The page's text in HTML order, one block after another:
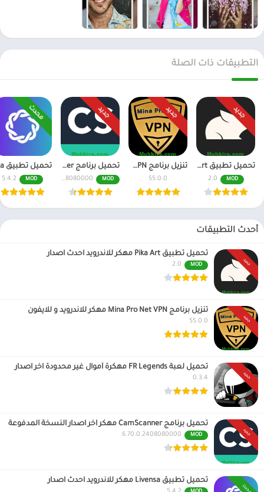
التطبيقات ذات الصلة
جديد
تحميل تطبيق Pika Art مهكر للاندرويد احدث اصدار
MOD
2.0
جديد
تنزيل برنامج Mina Pro Net VPN مهكر للاندرويد و للايفون
55.0.0
جديد
تحميل برنامج CamScanner مهكر اخر اصدار النسخة المدفوعة
MOD
6.70.0.2408080000
محدث
MOD
5.4.2
أحدث التطبيقات
جديد
تحميل تطبيق Pika Art مهكر للاندرويد احدث اصدار
MOD
2.0
جديد
تنزيل برنامج Mina Pro Net VPN مهكر للاندرويد و للايفون
55.0.0
جديد
تحميل لعبة FR Legends مهكرة أموال غير محدودة اخر اصدار
0.3.4
جديد
تحميل برنامج CamScanner مهكر اخر اصدار النسخة المدفوعة
MOD
6.70.0.2408080000
محدث
تحميل تطبيق Livensa مهكر للاندرويد احدث اصدار